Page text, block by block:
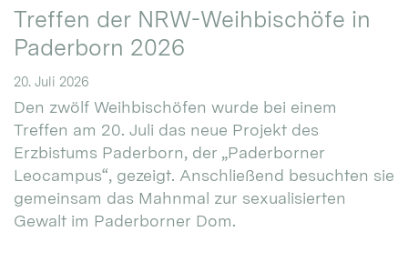
Treffen der NRW-Weihbischöfe in
Paderborn 2026
20. Juli 2026
Den zwölf Weihbischöfen wurde bei einem
Treffen am 20. Juli das neue Projekt des
Erzbistums Paderborn, der „Paderborner
Leocampus“, gezeigt. Anschließend besuchten sie
gemeinsam das Mahnmal zur sexualisierten
Gewalt im Paderborner Dom.